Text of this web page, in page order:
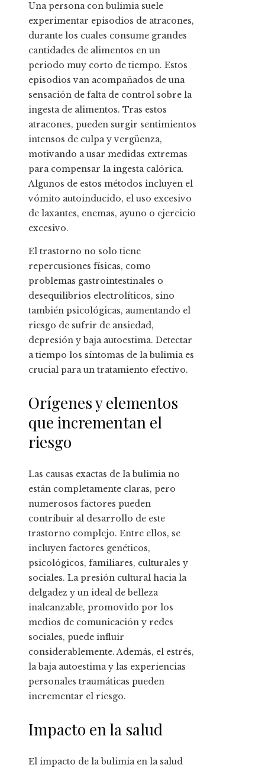
Una persona con bulimia suele
experimentar episodios de atracones,
durante los cuales consume grandes
cantidades de alimentos en un
periodo muy corto de tiempo. Estos
episodios van acompañados de una
sensación de falta de control sobre la
ingesta de alimentos. Tras estos
atracones, pueden surgir sentimientos
intensos de culpa y vergüenza,
motivando a usar medidas extremas
para compensar la ingesta calórica.
Algunos de estos métodos incluyen el
vómito autoinducido, el uso excesivo
de laxantes, enemas, ayuno o ejercicio
excesivo.
El trastorno no solo tiene
repercusiones físicas, como
problemas gastrointestinales o
desequilibrios electrolíticos, sino
también psicológicas, aumentando el
riesgo de sufrir de ansiedad,
depresión y baja autoestima. Detectar
a tiempo los síntomas de la bulimia es
crucial para un tratamiento efectivo.
Orígenes y elementos
que incrementan el
riesgo
Las causas exactas de la bulimia no
están completamente claras, pero
numerosos factores pueden
contribuir al desarrollo de este
trastorno complejo. Entre ellos, se
incluyen factores genéticos,
psicológicos, familiares, culturales y
sociales. La presión cultural hacia la
delgadez y un ideal de belleza
inalcanzable, promovido por los
medios de comunicación y redes
sociales, puede influir
considerablemente. Además, el estrés,
la baja autoestima y las experiencias
personales traumáticas pueden
incrementar el riesgo.
Impacto en la salud
El impacto de la bulimia en la salud